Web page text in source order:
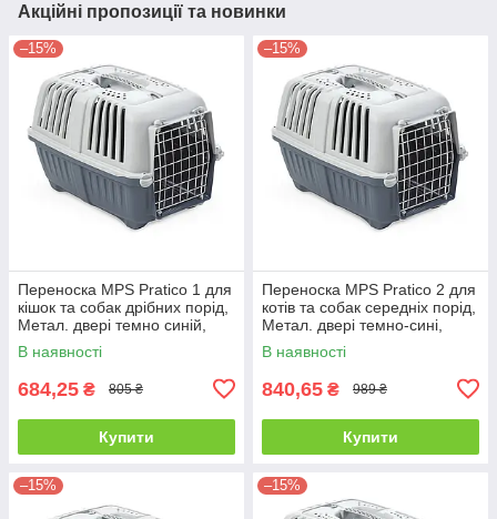
Акційні пропозиції та новинки
–15%
Переноска MPS Pratico 1 для
кішок та собак дрібних порід,
Метал. двері темно синій,
48×31.5×33 см
В наявності
684,25 ₴ 805 ₴
Купити
–15%
Переноска MPS Pratico 2 для
котів та собак середніх порід,
Метал. двері темно-сині,
55×36×36 см, до 18 кг
В наявності
840,65 ₴ 989 ₴
Купити
–15% –15%